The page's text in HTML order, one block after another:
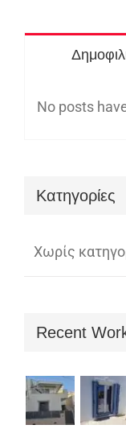
No posts
Kατηγορίες
Χωρίς
Recent